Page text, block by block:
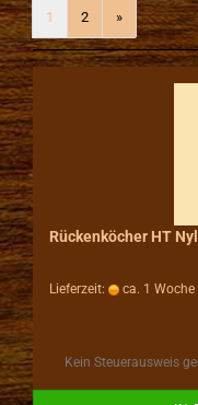
1 2 »
Rückenköcher HT
Lieferzeit: ca. 1 Woche
Kein Steuerausweis